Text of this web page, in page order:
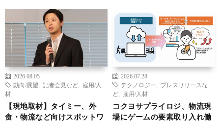
2026.08.05
動向/展望
記者会見など
雇用/人
材
【現地取材】タイミー、外
食・物流など向けスポットワ
2026.07.28
テクノロジー
プレスリリースな
ど
雇用/人材
コクヨサプライロジ、物流現
場にゲームの要素取り入れ働